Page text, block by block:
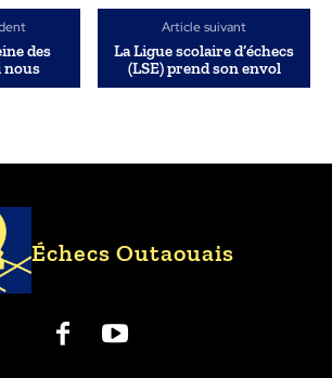
des
nous
Article suivant
La Ligue scolaire d’échecs
(LSE) prend son envol
Échecs Outaouais